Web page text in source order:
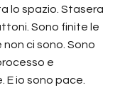
lo spazio. Stasera
Sono finite le
ci sono. Sono
e
E io sono pace.